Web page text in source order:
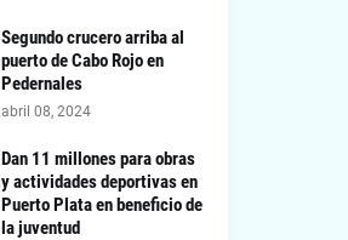
Segundo crucero arriba al
puerto de Cabo Rojo en
Pedernales
abril 08, 2024
Dan 11 millones para obras
y actividades deportivas en
Puerto Plata en beneficio de
la juventud